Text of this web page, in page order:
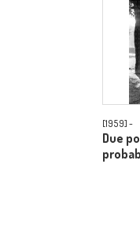
[1959] -
Due